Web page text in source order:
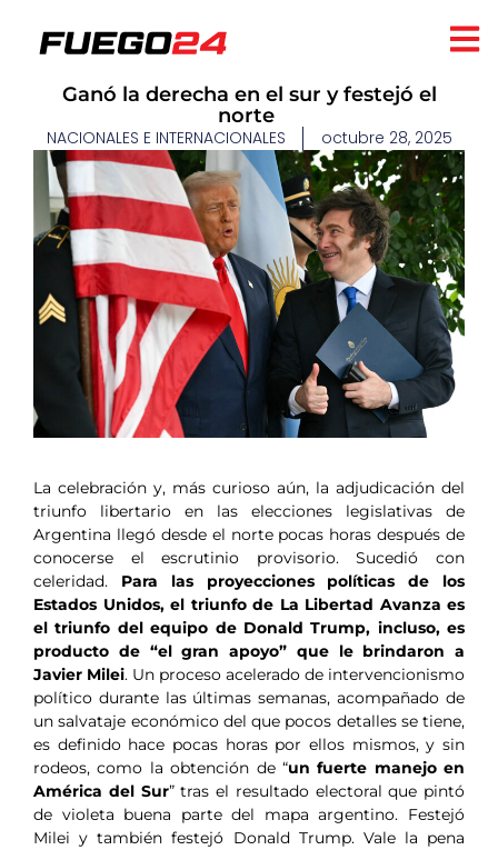
Ganó la derecha en el sur y festejó el
norte
NACIONALES E INTERNACIONALES octubre 28, 2025
La celebración y, más curioso aún, la adjudicación del
triunfo libertario en las elecciones legislativas de
Argentina llegó desde el norte pocas horas después de
conocerse el escrutinio provisorio. Sucedió con
celeridad. Para las proyecciones políticas de los
Estados Unidos, el triunfo de La Libertad Avanza es
el triunfo del equipo de Donald Trump, incluso, es
producto de “el gran apoyo” que le brindaron a
Javier Milei. Un proceso acelerado de intervencionismo
político durante las últimas semanas, acompañado de
un salvataje económico del que pocos detalles se tiene,
es definido hace pocas horas por ellos mismos, y sin
rodeos, como la obtención de “un fuerte manejo en
América del Sur” tras el resultado electoral que pintó
de violeta buena parte del mapa argentino. Festejó
Milei y también festejó Donald Trump. Vale la pena